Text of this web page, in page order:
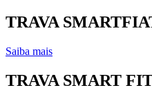
TRAVA
Saiba mais
TRAVA SMART